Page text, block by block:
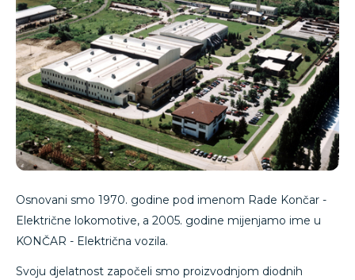
Osnovani smo 1970. godine pod imenom Rade Končar -
Električne lokomotive, a 2005. godine mijenjamo ime u
KONČAR - Električna vozila.
Svoju djelatnost započeli smo proizvodnjom diodnih